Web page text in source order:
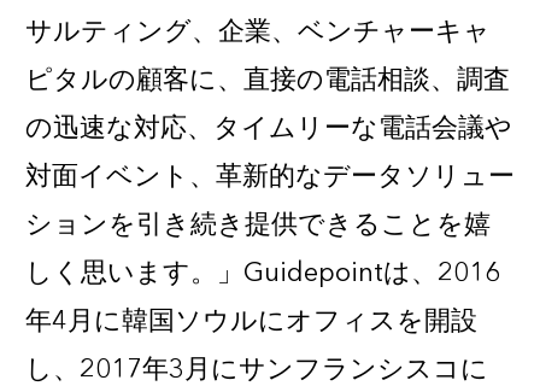
サルティング、企業、ベンチャーキャ
ピタルの顧客に、直接の電話相談、調査
の迅速な対応、タイムリーな電話会議や
対面イベント、革新的なデータソリュー
ションを引き続き提供できることを嬉
しく思います。」Guidepointは、2016
年4月に韓国ソウルにオフィスを開設
し、 2017年3月にサンフランシスコ に